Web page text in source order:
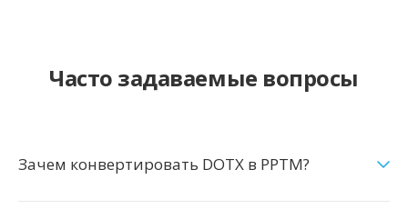
Часто задаваемые вопросы
Зачем конвертировать DOTX в PPTM?